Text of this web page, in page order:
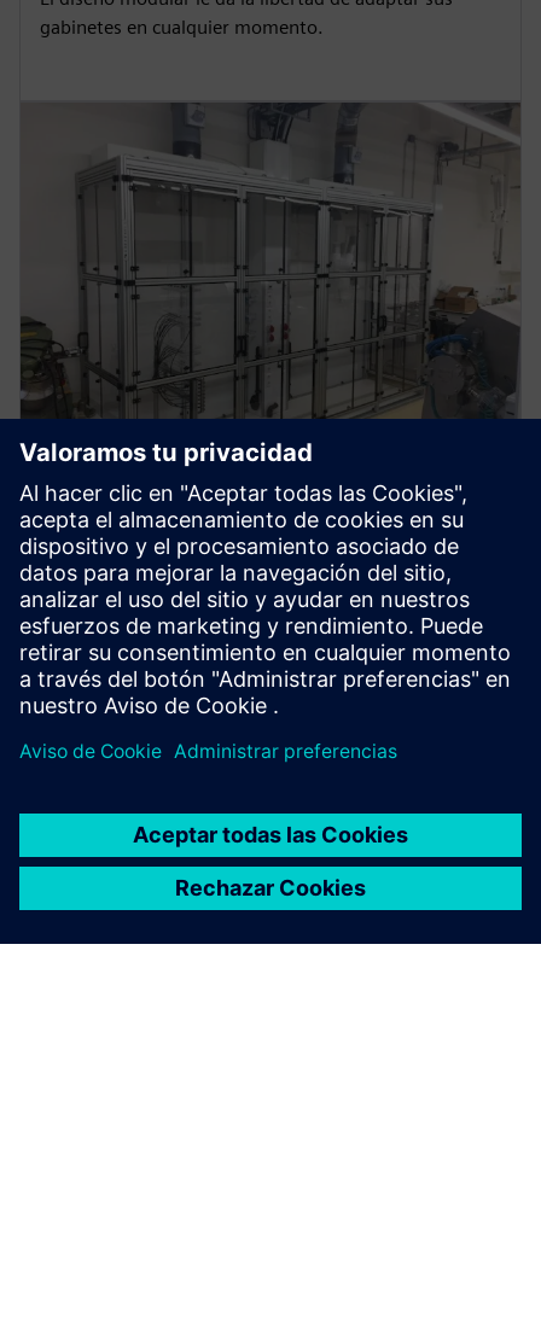
gabinetes en cualquier momento.
Compatible
Nuestros gabinetes pueden integrar Media Carriers y
son compatibles con cualquier sistema de extracción.